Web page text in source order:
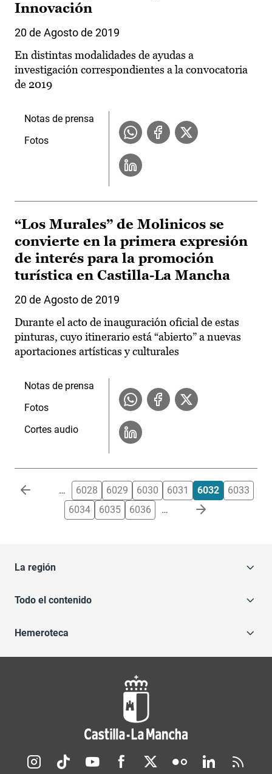
Innovación
20 de Agosto de 2019
En distintas modalidades de ayudas a
investigación correspondientes a la convocatoria
de 2019
Notas de prensa
Fotos
“Los Murales” de Molinicos se
convierte en la primera expresión
de interés para la promoción
turística en Castilla-La Mancha
20 de Agosto de 2019
Durante el acto de inauguración oficial de estas
pinturas, cuyo itinerario está “abierto” a nuevas
aportaciones artísticas y culturales
Notas de prensa
Fotos
Cortes audio
Paginación … 6028 6029 6030 6031 6032
6033
6034
6035 6036 …
La región
Todo el contenido
Hemeroteca
Redes sociales JCCM